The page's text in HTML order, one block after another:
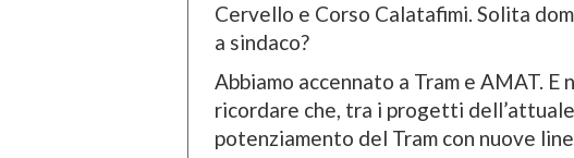
Cervello e Corso Calatafimi. Solita
a sindaco?
Abbiamo accennato a Tram e AMAT. E
ricordare che, tra i progetti
potenziamento del Tram con nuove